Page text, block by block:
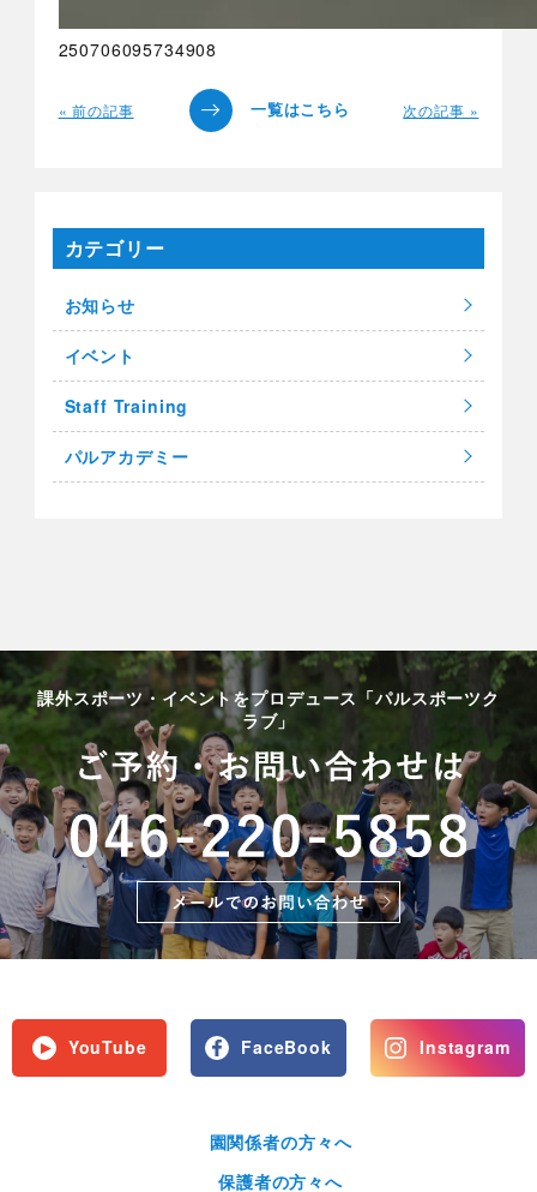
250706095734908
« 前の記事 次の記事 »
カテゴリー
お知らせ
イベント
Staff Training
パルアカデミー
課外スポーツ・イベントをプロデュース「パルスポーツク
ラブ」
YouTube FaceBook Instagram
園関係者の方々へ
保護者の方々へ